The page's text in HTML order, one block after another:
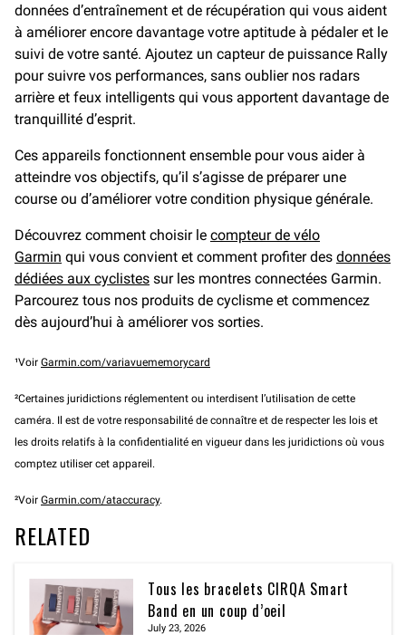
données d’entraînement et de récupération qui vous aident
à améliorer encore davantage votre aptitude à pédaler et le
suivi de votre santé. Ajoutez un capteur de puissance Rally
pour suivre vos performances, sans oublier nos radars
arrière et feux intelligents qui vous apportent davantage de
tranquillité d’esprit.
Ces appareils fonctionnent ensemble pour vous aider à
atteindre vos objectifs, qu’il s’agisse de préparer une
course ou d’améliorer votre condition physique générale.
Découvrez comment choisir le compteur de vélo
Garmin qui vous convient et comment profiter des données
dédiées aux cyclistes sur les montres connectées Garmin.
Parcourez tous nos produits de cyclisme et commencez
dès aujourd’hui à améliorer vos sorties.
¹Voir Garmin.com/variavuememorycard
²Certaines juridictions réglementent ou interdisent l’utilisation de cette
caméra. Il est de votre responsabilité de connaître et de respecter les lois et
les droits relatifs à la confidentialité en vigueur dans les juridictions où vous
comptez utiliser cet appareil.
²Voir Garmin.com/ataccuracy.
RELATED
Tous les bracelets CIRQA Smart
Band en un coup d’oeil
July 23, 2026